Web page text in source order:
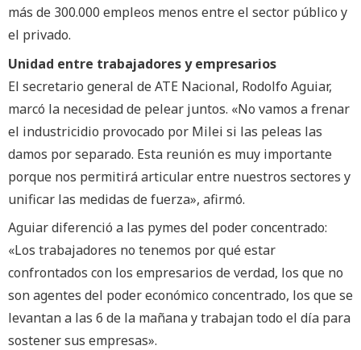
más de 300.000 empleos menos entre el sector público y
el privado.
Unidad entre trabajadores y empresarios
El secretario general de ATE Nacional, Rodolfo Aguiar,
marcó la necesidad de pelear juntos. «No vamos a frenar
el industricidio provocado por Milei si las peleas las
damos por separado. Esta reunión es muy importante
porque nos permitirá articular entre nuestros sectores y
unificar las medidas de fuerza», afirmó.
Aguiar diferenció a las pymes del poder concentrado:
«Los trabajadores no tenemos por qué estar
confrontados con los empresarios de verdad, los que no
son agentes del poder económico concentrado, los que se
levantan a las 6 de la mañana y trabajan todo el día para
sostener sus empresas».